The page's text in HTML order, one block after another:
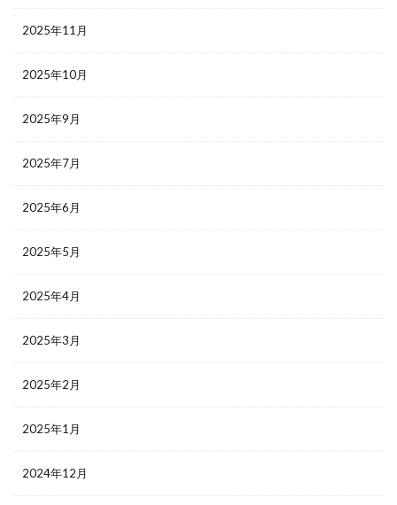
2025年11月
2025年10月
2025年9月
2025年7月
2025年6月
2025年5月
2025年4月
2025年3月
2025年2月
2025年1月
2024年12月